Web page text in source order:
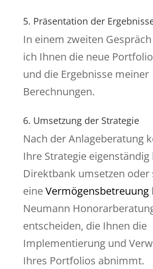
5. Präsentation der
In einem zweiten
ich Ihnen die neue
und die Ergebnisse meiner
Berechnungen.
6. Umsetzung der Strategie
Nach der Anlageberatung
Ihre Strategie eigenständig
Direktbank umsetzen oder
eineVermögensbetreuung
Neumann
entscheiden, die Ihnen die
Implementierung und
Ihres Portfolios abnimmt.